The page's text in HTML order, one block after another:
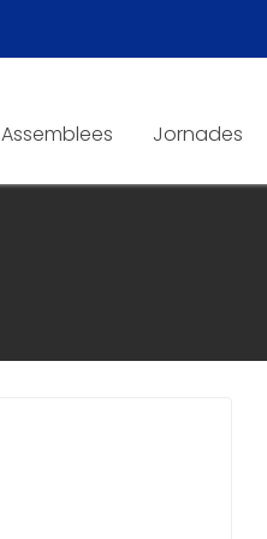
Assemblees Jornades